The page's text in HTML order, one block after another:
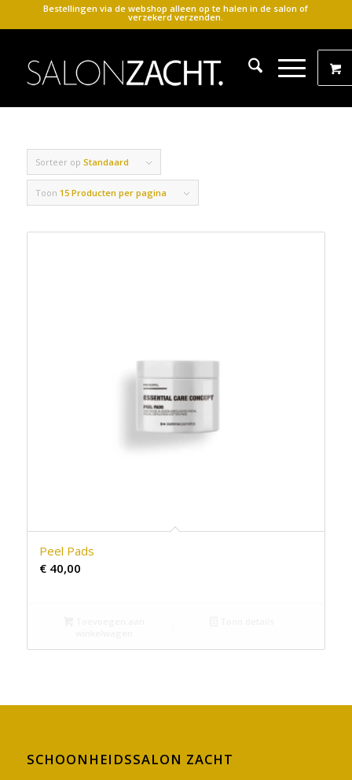
Bestellingen via de webshop alleen op te halen in de salon of
verzekerd verzenden.
Sorteer op Standaard
Toon 15 Producten per pagina
Peel Pads
€40,00
SCHOONHEIDSSALON ZACHT